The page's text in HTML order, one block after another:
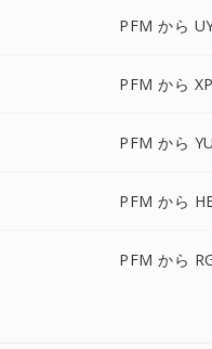
PFM から
PFM から
PFM から
PFM から
PFM から